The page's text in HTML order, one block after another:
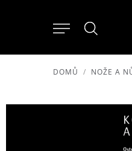
DOMŮ NOŽE A